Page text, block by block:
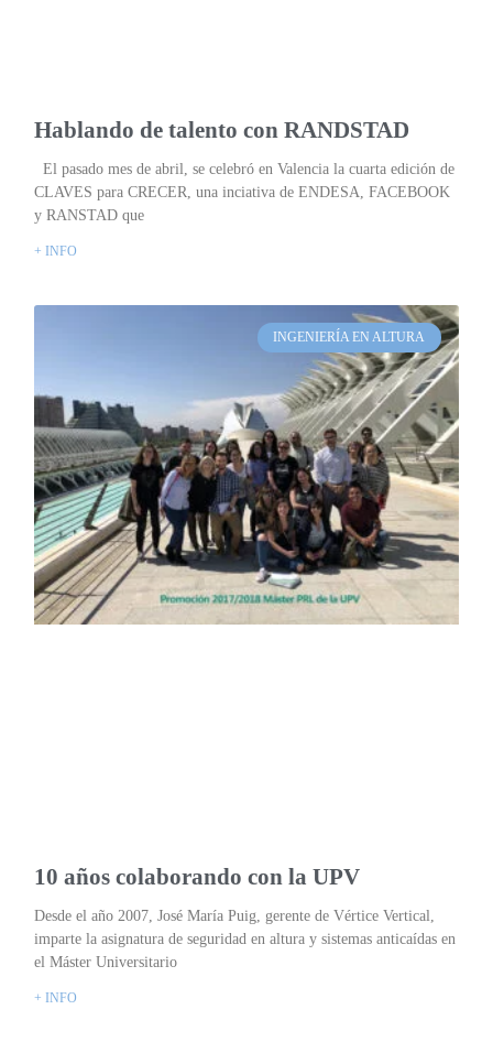
Hablando de talento con RANDSTAD
El pasado mes de abril, se celebró en Valencia la cuarta edición de
CLAVES para CRECER, una inciativa de ENDESA, FACEBOOK
y RANSTAD que
+ INFO
INGENIERÍA EN ALTURA
10 años colaborando con la UPV
Desde el año 2007, José María Puig, gerente de Vértice Vertical,
imparte la asignatura de seguridad en altura y sistemas anticaídas en
el Máster Universitario
+ INFO